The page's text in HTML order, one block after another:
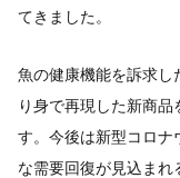
てきました。
魚の健康機能を訴求し
り身で再現した新商
す。今後は新型コロナ
な需要回復が見込まれ